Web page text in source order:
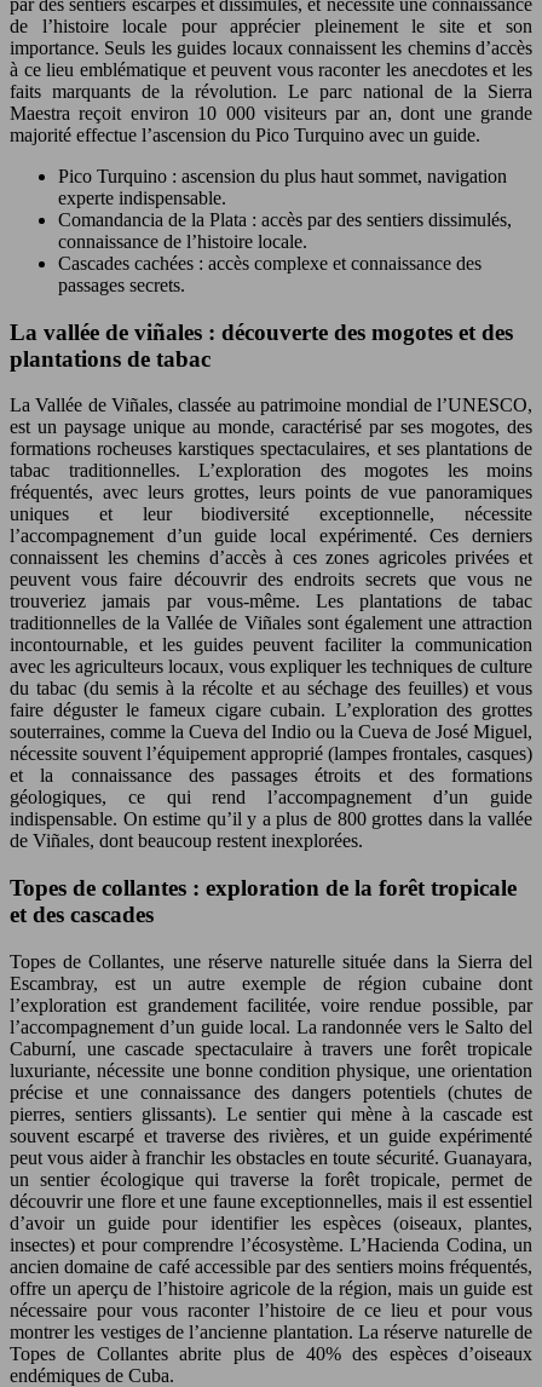
de l’histoire locale pour apprécier pleinement le site et son
importance. Seuls les guides locaux connaissent les chemins d’accès
à ce lieu emblématique et peuvent vous raconter les anecdotes et les
faits marquants de la révolution. Le parc national de la Sierra
Maestra reçoit environ 10 000 visiteurs par an, dont une grande
majorité effectue l’ascension du Pico Turquino avec un guide.
Pico Turquino : ascension du plus haut sommet, navigation
experte indispensable.
Comandancia de la Plata : accès par des sentiers dissimulés,
connaissance de l’histoire locale.
Cascades cachées : accès complexe et connaissance des
passages secrets.
La vallée de viñales : découverte des mogotes et des
plantations de tabac
La Vallée de Viñales, classée au patrimoine mondial de l’UNESCO,
est un paysage unique au monde, caractérisé par ses mogotes, des
formations rocheuses karstiques spectaculaires, et ses plantations de
tabac traditionnelles. L’exploration des mogotes les moins
fréquentés, avec leurs grottes, leurs points de vue panoramiques
uniques et leur biodiversité exceptionnelle, nécessite
l’accompagnement d’un guide local expérimenté. Ces derniers
connaissent les chemins d’accès à ces zones agricoles privées et
peuvent vous faire découvrir des endroits secrets que vous ne
trouveriez jamais par vous-même. Les plantations de tabac
traditionnelles de la Vallée de Viñales sont également une attraction
incontournable, et les guides peuvent faciliter la communication
avec les agriculteurs locaux, vous expliquer les techniques de culture
du tabac (du semis à la récolte et au séchage des feuilles) et vous
faire déguster le fameux cigare cubain. L’exploration des grottes
souterraines, comme la Cueva del Indio ou la Cueva de José Miguel,
nécessite souvent l’équipement approprié (lampes frontales, casques)
et la connaissance des passages étroits et des formations
géologiques, ce qui rend l’accompagnement d’un guide
indispensable. On estime qu’il y a plus de 800 grottes dans la vallée
de Viñales, dont beaucoup restent inexplorées.
Topes de collantes : exploration de la forêt tropicale
et des cascades
Topes de Collantes, une réserve naturelle située dans la Sierra del
Escambray, est un autre exemple de région cubaine dont
l’exploration est grandement facilitée, voire rendue possible, par
l’accompagnement d’un guide local. La randonnée vers le Salto del
Caburní, une cascade spectaculaire à travers une forêt tropicale
luxuriante, nécessite une bonne condition physique, une orientation
précise et une connaissance des dangers potentiels (chutes de
pierres, sentiers glissants). Le sentier qui mène à la cascade est
souvent escarpé et traverse des rivières, et un guide expérimenté
peut vous aider à franchir les obstacles en toute sécurité. Guanayara,
un sentier écologique qui traverse la forêt tropicale, permet de
découvrir une flore et une faune exceptionnelles, mais il est essentiel
d’avoir un guide pour identifier les espèces (oiseaux, plantes,
insectes) et pour comprendre l’écosystème. L’Hacienda Codina, un
ancien domaine de café accessible par des sentiers moins fréquentés,
offre un aperçu de l’histoire agricole de la région, mais un guide est
nécessaire pour vous raconter l’histoire de ce lieu et pour vous
montrer les vestiges de l’ancienne plantation. La réserve naturelle de
Topes de Collantes abrite plus de 40% des espèces d’oiseaux
endémiques de Cuba.